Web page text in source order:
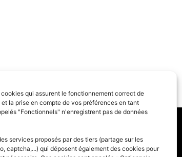
qui assurent le fonctionnement correct de
la prise en compte de vos préférences en tant
"Fonctionnels" n'enregistrent pas de données
services proposés par des tiers (partage sur les
captcha,...) qui déposent également des cookies pour
SUIVANT
municipal année 2020